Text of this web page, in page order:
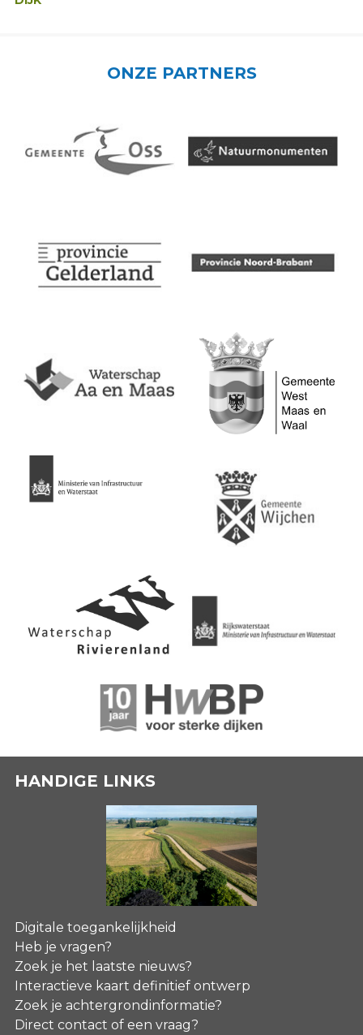
ONZE PARTNERS
HANDIGE LINKS
Digitale toegankelijkheid
Heb je vragen?
Zoek je het laatste nieuws?
Interactieve kaart definitief ontwerp
Zoek je achtergrondinformatie?
Direct contact of een vraag?